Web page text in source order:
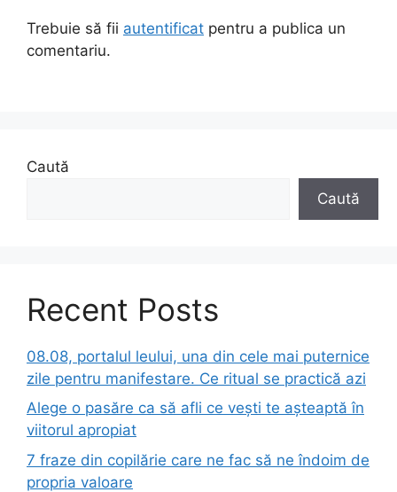
Trebuie să fii autentificat pentru a publica un
comentariu.
Caută
Caută
Recent Posts
08.08, portalul leului, una din cele mai puternice
zile pentru manifestare. Ce ritual se practică azi
Alege o pasăre ca să afli ce vești te așteaptă în
viitorul apropiat
7 fraze din copilărie care ne fac să ne îndoim de
propria valoare